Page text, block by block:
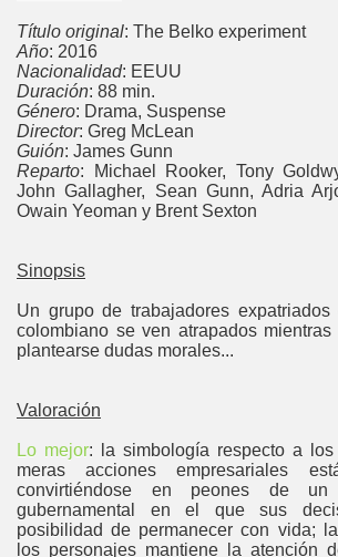
Título original: The Belko experiment
Año: 2016
Nacionalidad: EEUU
Duración: 88 min.
Género: Drama, Suspense
Director: Greg McLean
Guión: James Gunn
Reparto: Michael Rooker, Tony
John Gallagher, Sean Gunn, Adria
Owain Yeoman y Brent Sexton
Sinopsis
Un grupo de trabajadores
colombiano se ven atrapados
plantearse dudas morales...
Valoración
Lo mejor: la simbología respecto a
meras acciones empresariales
convirtiéndose en peones de un
gubernamental en el que sus
posibilidad de permanecer con vida;
los personajes mantiene la atención